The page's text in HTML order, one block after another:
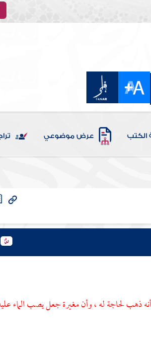
الكتب عرض موضوعي
ذهب لحاجة له ، وأنمغيرةجعل يصب الماء